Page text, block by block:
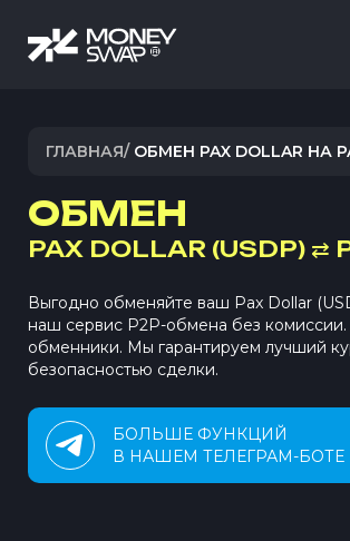
ГЛАВНАЯ/ ОБМЕН PAX DOLLAR НА
ОБМЕН
PAX DOLLAR (USDP) ⇄
Выгодно обменяйте ваш Pax Dollar
наш сервис P2P-обмена без
обменники. Мы гарантируем лучший
безопасностью сделки.
БОЛЬШЕ ФУНКЦИЙ
В НАШЕМ ТЕЛЕГРАМ-БОТЕ